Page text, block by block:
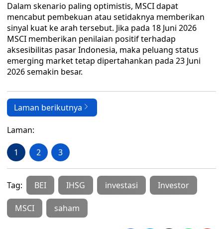
Dalam skenario paling optimistis, MSCI dapat
mencabut pembekuan atau setidaknya memberikan
sinyal kuat ke arah tersebut. Jika pada 18 Juni 2026
MSCI memberikan penilaian positif terhadap
aksesibilitas pasar Indonesia, maka peluang status
emerging market tetap dipertahankan pada 23 Juni
2026 semakin besar.
Laman berikutnya
Laman:
1 2 3
Tag: BEI IHSG investasi Investor
MSCI saham